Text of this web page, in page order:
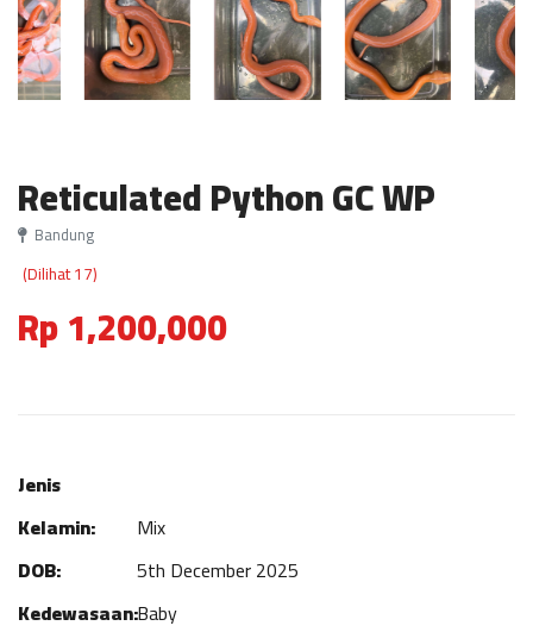
Reticulated Python GC WP
Bandung
(Dilihat 17)
Rp 1,200,000
Jenis
Kelamin:
Mix
DOB:
5th December 2025
Kedewasaan:Baby